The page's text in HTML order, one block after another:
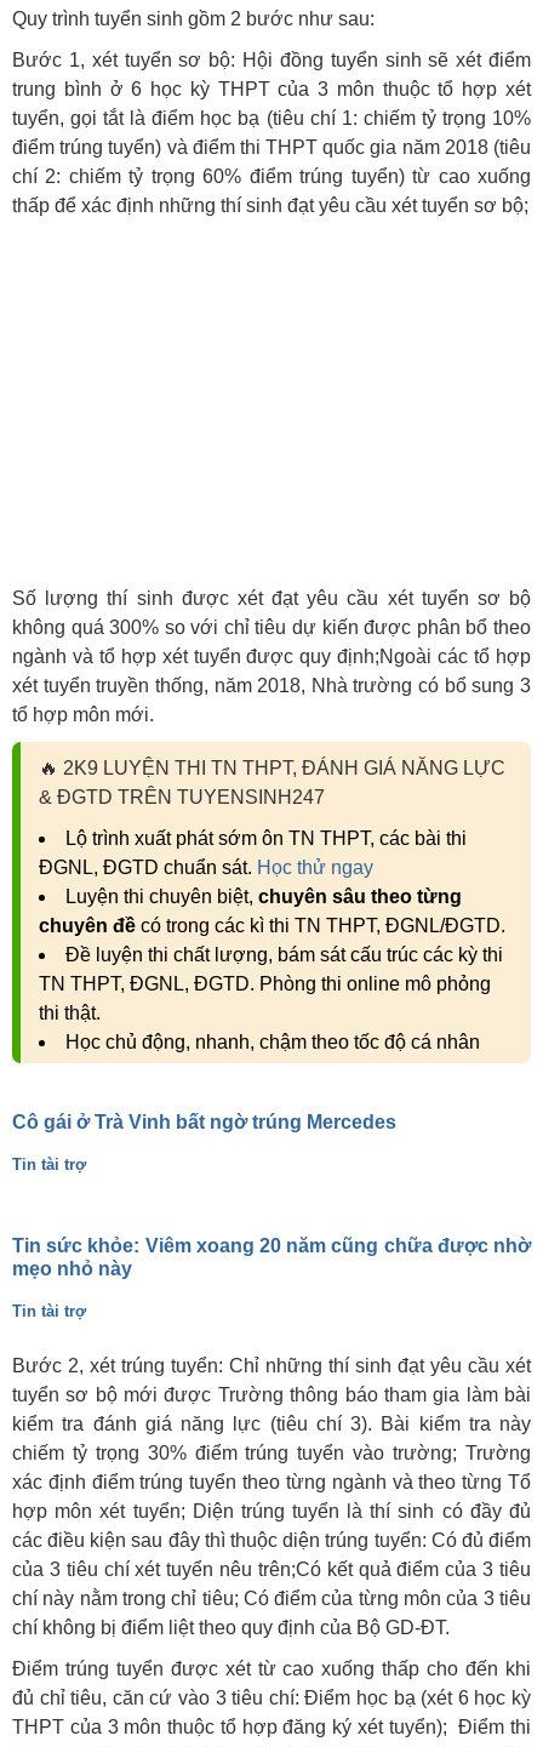
Quy trình tuyển sinh gồm 2 bước như sau:
Bước 1, xét tuyển sơ bộ: Hội đồng tuyển sinh sẽ xét điểm
trung bình ở 6 học kỳ THPT của 3 môn thuộc tổ hợp xét
tuyển, gọi tắt là điểm học bạ (tiêu chí 1: chiếm tỷ trọng 10%
điểm trúng tuyển) và điểm thi THPT quốc gia năm 2018 (tiêu
chí 2: chiếm tỷ trọng 60% điểm trúng tuyển) từ cao xuống
thấp để xác định những thí sinh đạt yêu cầu xét tuyển sơ bộ;
Số lượng thí sinh được xét đạt yêu cầu xét tuyển sơ bộ
không quá 300% so với chỉ tiêu dự kiến được phân bổ theo
ngành và tổ hợp xét tuyển được quy định;Ngoài các tổ hợp
xét tuyển truyền thống, năm 2018, Nhà trường có bổ sung 3
tổ hợp môn mới.
🔥 2K9 LUYỆN THI TN THPT, ĐÁNH GIÁ NĂNG LỰC
& ĐGTD TRÊN TUYENSINH247
Lộ trình xuất phát sớm ôn TN THPT, các bài thi
ĐGNL, ĐGTD chuẩn sát. Học thử ngay
Luyện thi chuyên biệt, chuyên sâu theo từng
chuyên đề có trong các kì thi TN THPT, ĐGNL/ĐGTD.
Đề luyện thi chất lượng, bám sát cấu trúc các kỳ thi
TN THPT, ĐGNL, ĐGTD. Phòng thi online mô phỏng
thi thật.
Học chủ động, nhanh, chậm theo tốc độ cá nhân
Cô gái ở Trà Vinh bất ngờ trúng Mercedes
Tin tài trợ
Tin sức khỏe: Viêm xoang 20 năm cũng chữa được nhờ
mẹo nhỏ này
Tin tài trợ
Bước 2, xét trúng tuyển: Chỉ những thí sinh đạt yêu cầu xét
tuyển sơ bộ mới được Trường thông báo tham gia làm bài
kiểm tra đánh giá năng lực (tiêu chí 3). Bài kiểm tra này
chiếm tỷ trọng 30% điểm trúng tuyển vào trường; Trường
xác định điểm trúng tuyển theo từng ngành và theo từng Tổ
hợp môn xét tuyển; Diện trúng tuyển là thí sinh có đầy đủ
các điều kiện sau đây thì thuộc diện trúng tuyển: Có đủ điểm
của 3 tiêu chí xét tuyển nêu trên;Có kết quả điểm của 3 tiêu
chí này nằm trong chỉ tiêu; Có điểm của từng môn của 3 tiêu
chí không bị điểm liệt theo quy định của Bộ GD-ĐT.
Điểm trúng tuyển được xét từ cao xuống thấp cho đến khi
đủ chỉ tiêu, căn cứ vào 3 tiêu chí: Điểm học bạ (xét 6 học kỳ
THPT của 3 môn thuộc tổ hợp đăng ký xét tuyển); Điểm thi